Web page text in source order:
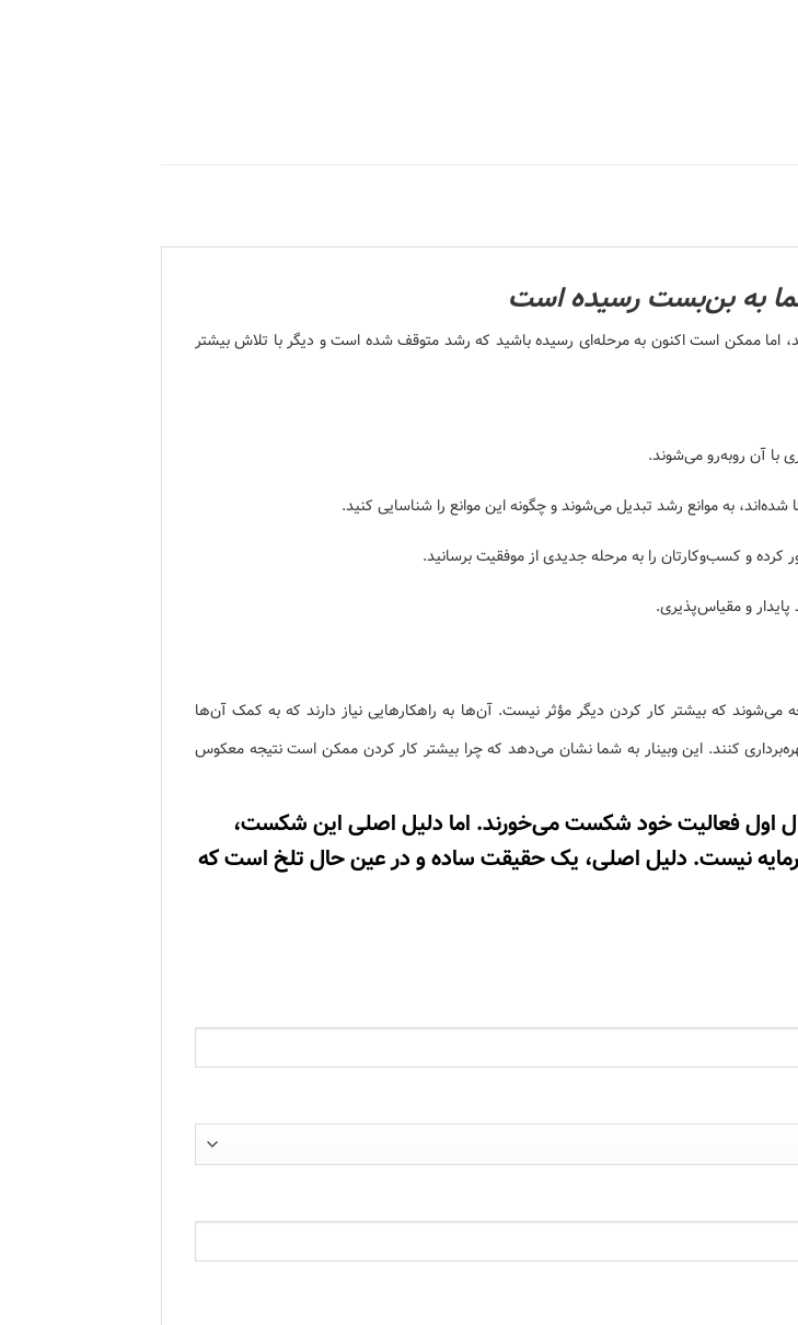
به بن‌بست رسیده است
ممکن است اکنون به مرحله‌ای رسیده باشید که رشد متوقف شده است و دیگر با تلاش بیشتر
با آن روبه‌رو می‌شوند.
به موانع رشد تبدیل می‌شوند و چگونه این موانع را شناسایی کنید.
و کسب‌وکارتان را به مرحله جدیدی از موفقیت برسانید.
پایدار و مقیاس‌پذیری.
که بیشتر کار کردن دیگر مؤثر نیست. آن‌ها به راهکارهایی نیاز دارند که به کمک آن‌ها
کنند. این وبینار به شما نشان می‌دهد که چرا بیشتر کار کردن ممکن است نتیجه معکوس
در ده سال اول فعالیت خود شکست می‌خورند. اما دلیل اصلی این شکست،
نیست. دلیل اصلی، یک حقیقت ساده و در عین حال تلخ است که